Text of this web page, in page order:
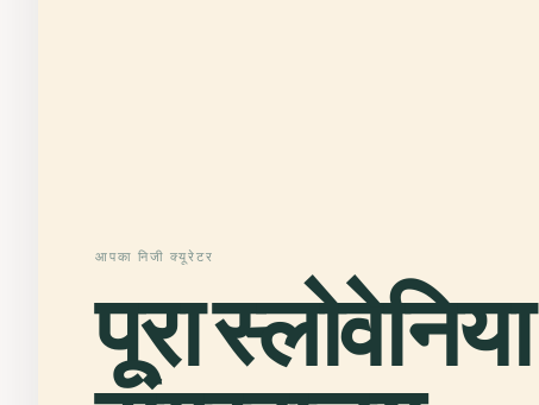
आपका निजी क्यूरेटर
पूरा